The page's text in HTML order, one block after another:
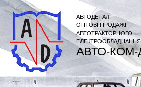
АВТОДЕТАЛІ
ОПТОВІ ПРОДАЖІ
АВТОТРАКТОРНОГО
ЕЛЕКТРООБЛАДНАННЯ
АВТО-КОМ-